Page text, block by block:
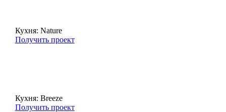
Кухня: Nature
Получить проект
Кухня: Breeze
Получить проект